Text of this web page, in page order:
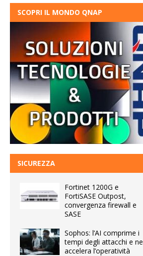
SCOPRI IL MONDO QNAP
SICUREZZA
Fortinet 1200G e
FortiSASE Outpost,
convergenza firewall e
SASE
Sophos: l’AI comprime i
tempi degli attacchi e ne
accelera l’operatività